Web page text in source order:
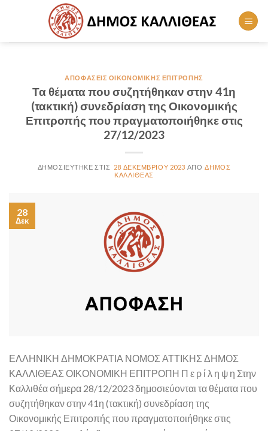
ΑΠΟΦΆΣΕΙΣ ΟΙΚΟΝΟΜΙΚΉΣ ΕΠΙΤΡΟΠΉΣ
Τα θέματα που συζητήθηκαν στην 41η
(τακτική) συνεδρίαση της Οικονομικής
Επιτροπής που πραγματοποιήθηκε στις
27/12/2023
28 ΔΕΚΕΜΒΡΊΟΥ 2023
ΔΉΜΟΣ
ΚΑΛΛΙΘΈΑΣ
28
Δεκ
ΕΛΛΗΝΙΚΗ ΔΗΜΟΚΡΑΤΙΑ ΝΟΜΟΣ ΑΤΤΙΚΗΣ ΔΗΜΟΣ
ΚΑΛΛΙΘΕΑΣ ΟΙΚΟΝΟΜΙΚΗ ΕΠΙΤΡΟΠΗ Π ε ρ ί λ η ψ η Στην
Καλλιθέα σήμερα 28/12/2023 δημοσιεύονται τα θέματα που
συζητήθηκαν στην 41η (τακτική) συνεδρίαση της
Οικονομικής Επιτροπής που πραγματοποιήθηκε στις